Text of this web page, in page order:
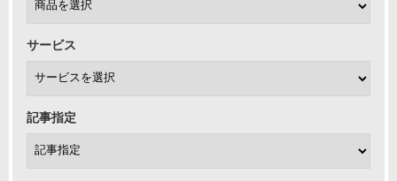
サービス
記事指定